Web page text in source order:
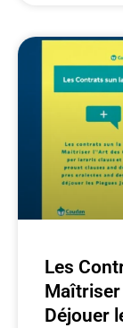
Les
Déjouer